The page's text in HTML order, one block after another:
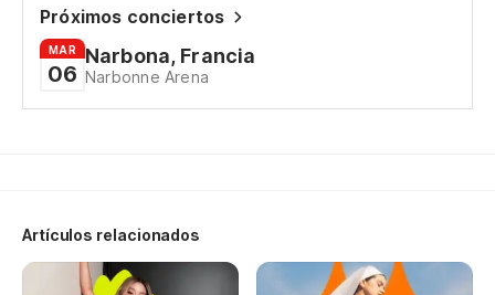
Próximos conciertos
MAR
06
Narbona, Francia
Narbonne Arena
Artículos relacionados